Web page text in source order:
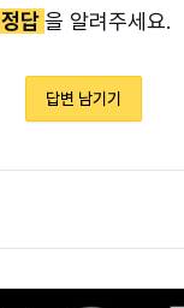
정답을 알려주세요.
답변 남기기